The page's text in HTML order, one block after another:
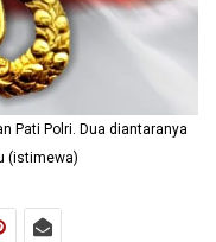
Pati Polri. Dua diantaranya
(istimewa)